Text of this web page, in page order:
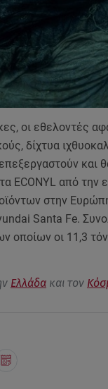
οι εθελοντές
δίχτυα
και
ECONYL από την
στην
Santa Fe.
οποίων οι 11,3
Ελλάδακαι τον